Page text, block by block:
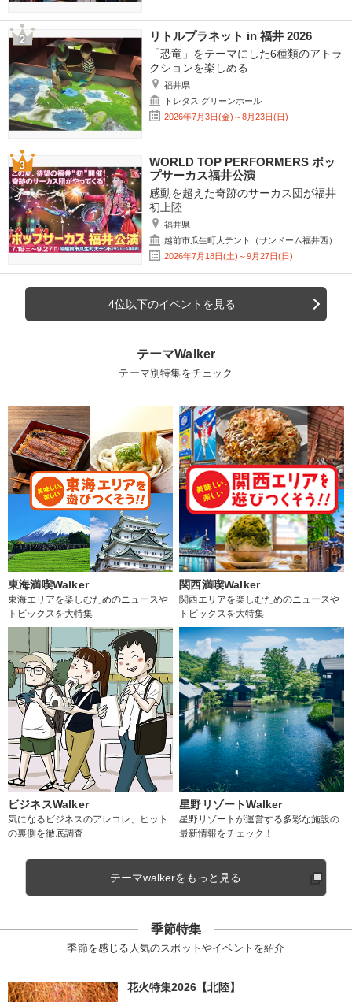
リトルプラネット in 福井 2026
「恐竜」をテーマにした6種類のアトラ
クションを楽しめる
福井県
トレタス グリーンホール
2026年7月3日(金)～8月23日(日)
WORLD TOP PERFORMERS ポッ
プサーカス福井公演
感動を超えた奇跡のサーカス団が福井
初上陸
福井県
越前市瓜生町大テント（サンドーム福井西）
2026年7月18日(土)～9月27日(日)
4位以下のイベントを見る
テーマWalker
テーマ別特集をチェック
東海満喫Walker
東海エリアを楽しむためのニュースや
トピックスを大特集
関西満喫Walker
関西エリアを楽しむためのニュースや
トピックスを大特集
ビジネスWalker
気になるビジネスのアレコレ、ヒット
の裏側を徹底調査
星野リゾートWalker
星野リゾートが運営する多彩な施設の
最新情報をチェック！
テーマwalkerをもっと見る
季節特集
季節を感じる人気のスポットやイベントを紹介
花火特集2026【北陸】